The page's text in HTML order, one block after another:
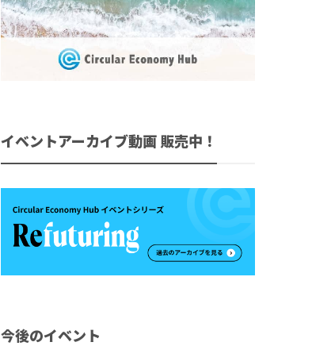
イベントアーカイブ動画 販売中！
今後のイベント